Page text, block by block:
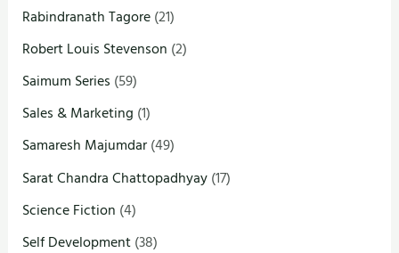
Rabindranath Tagore(21)
Robert Louis Stevenson (2)
Saimum Series (59)
Sales & Marketing (1)
Samaresh Majumdar(49)
Sarat Chandra Chattopadhyay(17)
Science Fiction (4)
Self Development(38)